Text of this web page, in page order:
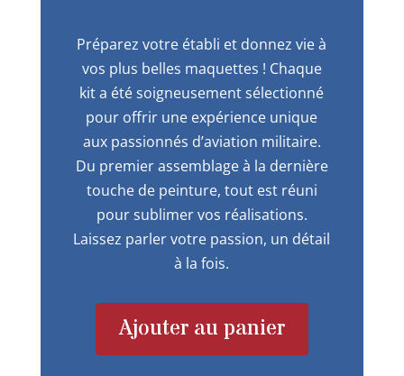
Préparez votre établi et donnez vie à
vos plus belles maquettes ! Chaque
kit a été soigneusement sélectionné
pour offrir une expérience unique
aux passionnés d’aviation militaire.
Du premier assemblage à la dernière
touche de peinture, tout est réuni
pour sublimer vos réalisations.
Laissez parler votre passion, un détail
à la fois.
Ajouter au panier